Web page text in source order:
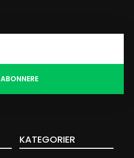
ABONNERE
KATEGORIER